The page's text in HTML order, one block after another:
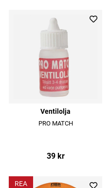
Ventilolja
PRO MATCH
39 kr
REA